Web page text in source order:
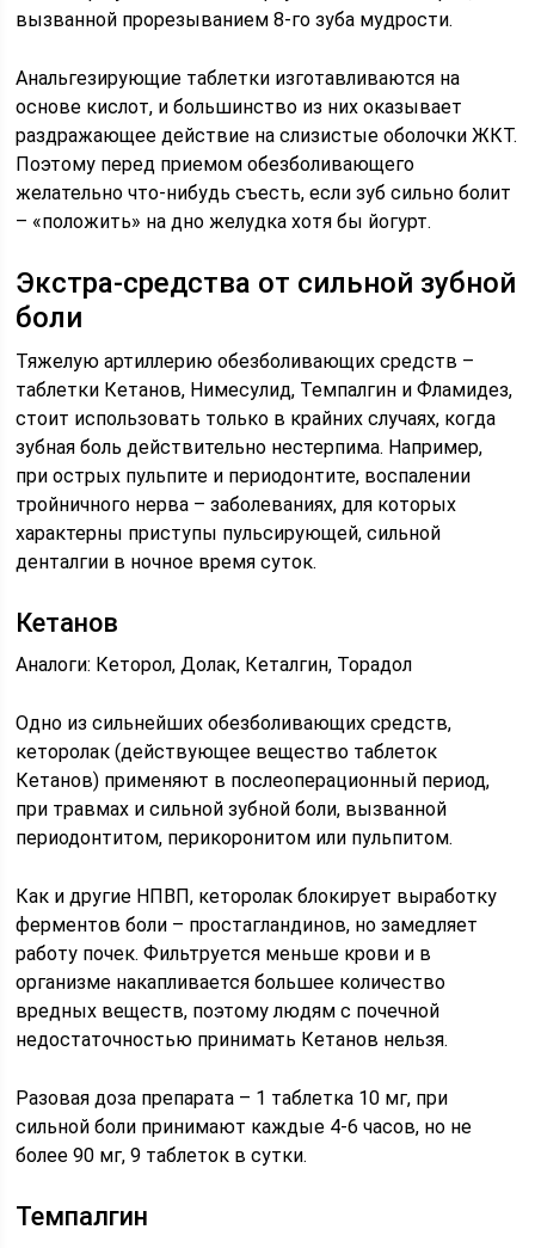
вызванной прорезыванием 8-го зуба мудрости.
Анальгезирующие таблетки изготавливаются на
основе кислот, и большинство из них оказывает
раздражающее действие на слизистые оболочки ЖКТ.
Поэтому перед приемом обезболивающего
желательно что-нибудь съесть, если зуб сильно болит
– «положить» на дно желудка хотя бы йогурт.
Экстра-средства от сильной зубной
боли
Тяжелую артиллерию обезболивающих средств –
таблетки Кетанов, Нимесулид, Темпалгин и Фламидез,
стоит использовать только в крайних случаях, когда
зубная боль действительно нестерпима. Например,
при острых пульпите и периодонтите, воспалении
тройничного нерва – заболеваниях, для которых
характерны приступы пульсирующей, сильной
денталгии в ночное время суток.
Кетанов
Аналоги: Кеторол, Долак, Кеталгин, Торадол
Одно из сильнейших обезболивающих средств,
кеторолак (действующее вещество таблеток
Кетанов) применяют в послеоперационный период,
при травмах и сильной зубной боли, вызванной
периодонтитом, перикоронитом или пульпитом.
Как и другие НПВП, кеторолак блокирует выработку
ферментов боли – простагландинов, но замедляет
работу почек. Фильтруется меньше крови и в
организме накапливается большее количество
вредных веществ, поэтому людям с почечной
недостаточностью принимать Кетанов нельзя.
Разовая доза препарата – 1 таблетка 10 мг, при
сильной боли принимают каждые 4-6 часов, но не
более 90 мг, 9 таблеток в сутки.
Темпалгин